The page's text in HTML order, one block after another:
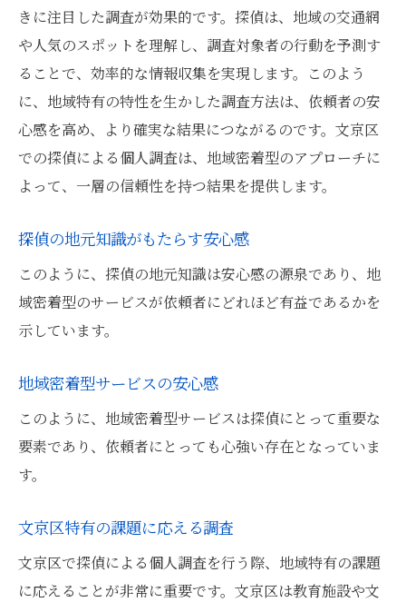
きに注目した調査が効果的です。探偵は、地域の交通網
や人気のスポットを理解し、調査対象者の行動を予測す
ることで、効率的な情報収集を実現します。このよう
に、地域特有の特性を生かした調査方法は、依頼者の安
心感を高め、より確実な結果につながるのです。文京区
での探偵による個人調査は、地域密着型のアプローチに
よって、一層の信頼性を持つ結果を提供します。
探偵の地元知識がもたらす安心感
このように、探偵の地元知識は安心感の源泉であり、地
域密着型のサービスが依頼者にどれほど有益であるかを
示しています。
地域密着型サービスの安心感
このように、地域密着型サービスは探偵にとって重要な
要素であり、依頼者にとっても心強い存在となっていま
す。
文京区特有の課題に応える調査
文京区で探偵による個人調査を行う際、地域特有の課題
に応えることが非常に重要です。文京区は教育施設や文